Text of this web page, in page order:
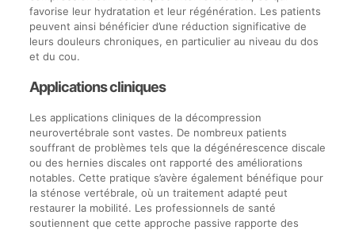
favorise leur hydratation et leur régénération. Les patients
peuvent ainsi bénéficier d’une réduction significative de
leurs douleurs chroniques, en particulier au niveau du dos
et du cou.
Applications cliniques
Les applications cliniques de la décompression
neurovertébrale sont vastes. De nombreux patients
souffrant de problèmes tels que la dégénérescence discale
ou des hernies discales ont rapporté des améliorations
notables. Cette pratique s’avère également bénéfique pour
la sténose vertébrale, où un traitement adapté peut
restaurer la mobilité. Les professionnels de santé
soutiennent que cette approche passive rapporte des